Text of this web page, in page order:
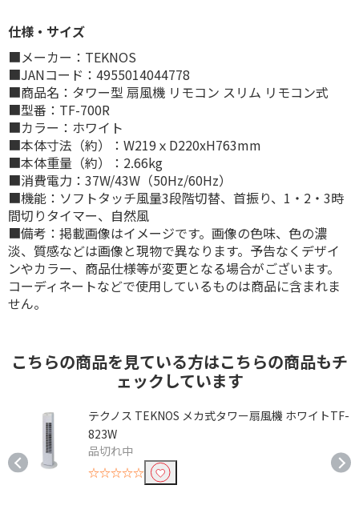
仕様・サイズ
■メーカー：TEKNOS
■JANコード：4955014044778
■商品名：タワー型 扇風機 リモコン スリム リモコン式
■型番：TF-700R
■カラー：ホワイト
■本体寸法（約）：W219ｘD220xH763mm
■本体重量（約）：2.66kg
■消費電力：37W/43W（50Hz/60Hz）
■機能：ソフトタッチ風量3段階切替、首振り、1・2・3時
間切りタイマー、自然風
■備考：掲載画像はイメージです。画像の色味、色の濃
淡、質感などは画像と現物で異なります。予告なくデザイ
ンやカラー、商品仕様等が変更となる場合がございます。
コーディネートなどで使用しているものは商品に含まれま
せん。
こちらの商品を見ている方はこちらの商品もチ
ェックしています
テクノス TEKNOS メカ式タワー扇風機 ホワイトTF-
823W
品切れ中
☆☆☆☆☆